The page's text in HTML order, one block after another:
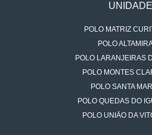
POLO MATRIZ
POLO
POLO LARANJEIRAS
POLO MONTES
POLO SANTA
POLO QUEDAS DO
POLO UNIÃO DA